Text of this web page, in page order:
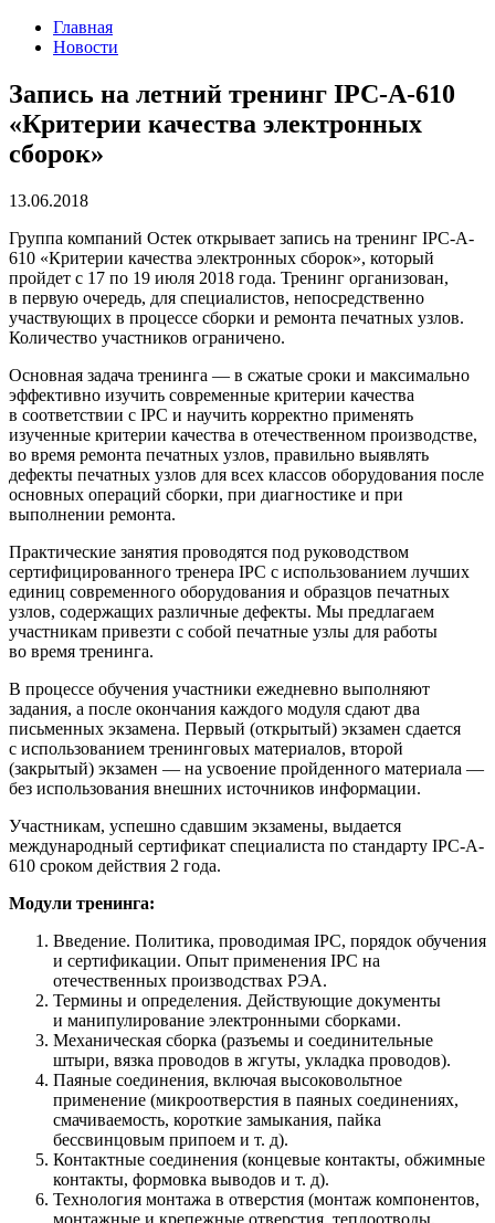
Главная
Новости
Запись на летний тренинг IPC-A-610
«Критерии качества электронных
сборок»
13.06.2018
Группа компаний Остек открывает запись на тренинг IPC-A-
610 «Критерии качества электронных сборок», который
пройдет с 17 по 19 июля 2018 года. Тренинг организован,
в первую очередь, для специалистов, непосредственно
участвующих в процессе сборки и ремонта печатных узлов.
Количество участников ограничено.
Основная задача тренинга — в сжатые сроки и максимально
эффективно изучить современные критерии качества
в соответствии с IPC и научить корректно применять
изученные критерии качества в отечественном производстве,
во время ремонта печатных узлов, правильно выявлять
дефекты печатных узлов для всех классов оборудования после
основных операций сборки, при диагностике и при
выполнении ремонта.
Практические занятия проводятся под руководством
сертифицированного тренера IPC с использованием лучших
единиц современного оборудования и образцов печатных
узлов, содержащих различные дефекты. Мы предлагаем
участникам привезти с собой печатные узлы для работы
во время тренинга.
В процессе обучения участники ежедневно выполняют
задания, а после окончания каждого модуля сдают два
письменных экзамена. Первый (открытый) экзамен сдается
с использованием тренинговых материалов, второй
(закрытый) экзамен — на усвоение пройденного материала —
без использования внешних источников информации.
Участникам, успешно сдавшим экзамены, выдается
международный сертификат специалиста по стандарту IPC-A-
610 сроком действия 2 года.
Модули тренинга:
Введение. Политика, проводимая IPC, порядок обучения
и сертификации. Опыт применения IPC на
отечественных производствах РЭА.
Термины и определения. Действующие документы
и манипулирование электронными сборками.
Механическая сборка (разъемы и соединительные
штыри, вязка проводов в жгуты, укладка проводов).
Паяные соединения, включая высоковольтное
применение (микроотверстия в паяных соединениях,
смачиваемость, короткие замыкания, пайка
бессвинцовым припоем и т. д).
Контактные соединения (концевые контакты, обжимные
контакты, формовка выводов и т. д).
Технология монтажа в отверстия (монтаж компонентов,
монтажные и крепежные отверстия, теплоотводы,